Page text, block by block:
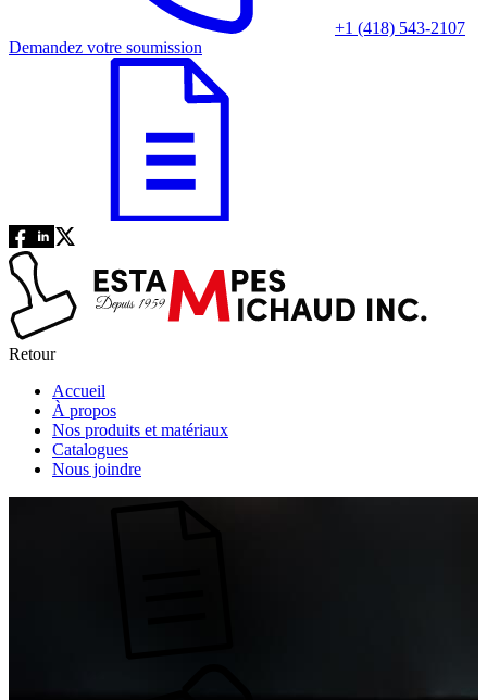
+1 (418) 543-2107
Demandez votre soumission
Retour
Accueil
À propos
Nos produits et matériaux
Catalogues
Nous joindre